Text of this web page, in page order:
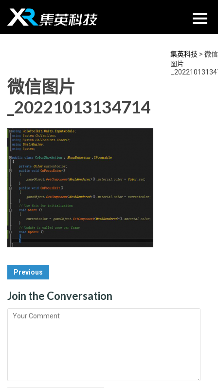
content
集英科技 > 微信
图片
微信图片
_20221013134714
Post
Navigation
Previous
Join the Conversation